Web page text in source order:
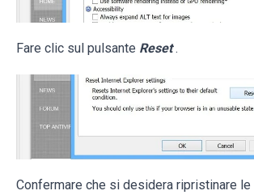
Fare clic sul pulsante Reset .
Confermare che si desidera ripristinare